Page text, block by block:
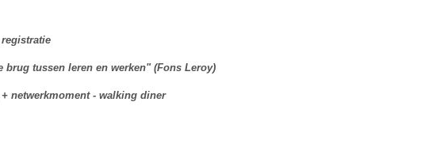
registratie
brug tussen leren en werken" (Fons Leroy)
netwerkmoment - walking diner